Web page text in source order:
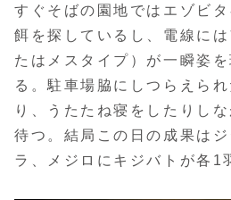
すぐそばの園地ではエゾビ
餌を探しているし、電線に
たはメスタイプ）が一瞬姿
る。駐車場脇にしつらえら
り、うたたね寝をしたりし
待つ。結局この日の成果は
ラ、メジロにキジバトが各1